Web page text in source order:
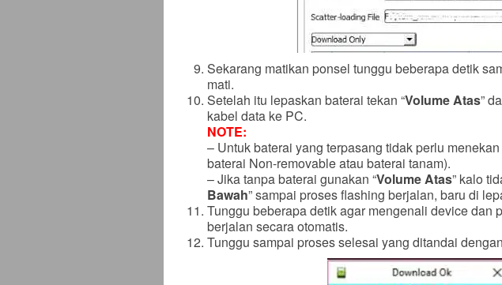
Sekarang matikan ponsel tunggu beberapa detik
mati.
Setelah itu lepaskan baterai tekan “Volume Atas”
kabel data ke PC.
NOTE:
– Untuk baterai yang terpasang tidak perlu menekan
baterai Non-removable atau baterai tanam).
– Jika tanpa baterai gunakan “Volume Atas” kalo
Bawah” sampai proses flashing berjalan, baru di
Tunggu beberapa detik agar mengenali device dan
berjalan secara otomatis.
Tunggu sampai proses selesai yang ditandai